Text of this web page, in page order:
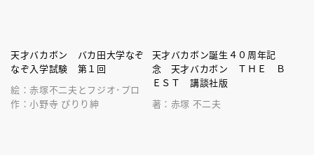
天才バカボン バカ田大学なぞ
なぞ入学試験 第１回
絵：赤塚不二夫とフジオ･プロ
作：小野寺 ぴりり紳
天才バカボン誕生４０周年記
念 天才バカボン ＴＨＥ Ｂ
ＥＳＴ 講談社版
著：赤塚 不二夫